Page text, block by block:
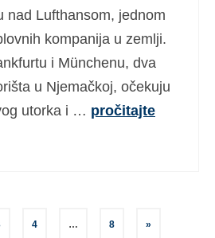
nad Lufthansom, jednom
kompanija u zemlji.
i Münchenu, dva
u Njemačkoj, očekuju
utorka i … pročitajte
4 … 8 »